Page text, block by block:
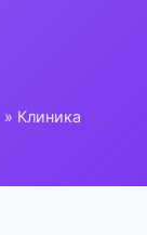
» Клиника